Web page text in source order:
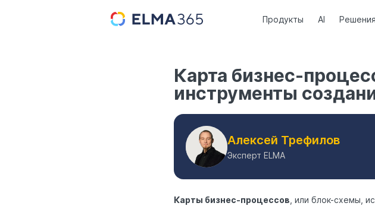
Продукты AI Решения
Карта бизнес-
инструменты
Алексей Трефилов
Эксперт ELMA
Карты бизнес-процессов , или блок-схемы,